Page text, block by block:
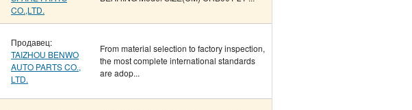
CO.,LTD.
Продавец:
TAIZHOU BENWO
AUTO PARTS CO.,
LTD.
From material selection to factory inspection,
the most complete international standards
are adop...